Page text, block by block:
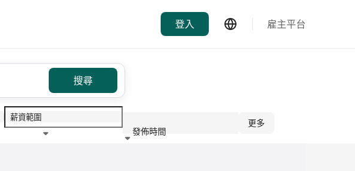
登入 雇主平台
搜尋
發佈時間
更多